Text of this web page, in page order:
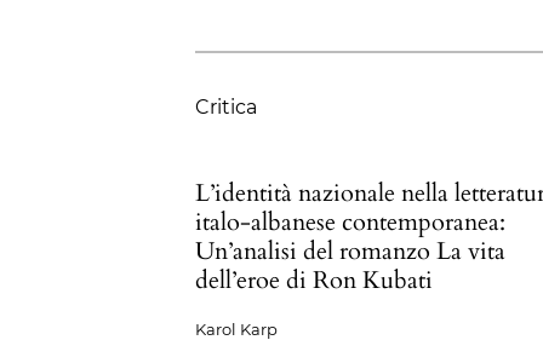
Critica
L’identità nazionale nella
italo-albanese contemporanea:
Un’analisi del romanzo La vita
dell’eroe di Ron Kubati
Karol Karp